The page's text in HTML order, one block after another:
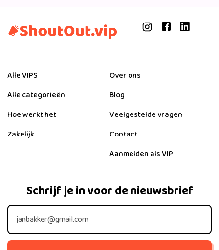
Alle VIPS
Alle categorieën
Hoe werkt het
Zakelijk
Over ons
Blog
Veelgestelde vragen
Contact
Aanmelden als VIP
Schrijf je in voor de nieuwsbrief